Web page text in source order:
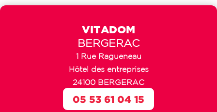
VITADOM
BERGERAC
1 Rue Ragueneau
Hôtel des entreprises
24100 BERGERAC
05 53 61 04 15